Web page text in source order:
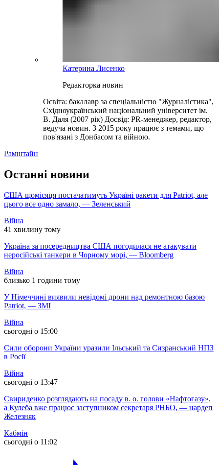
Катерина Лисенко
Редакторка новин
Освіта: бакалавр за спеціальністю "Журналістика",
Східноукраїнський національний університет ім.
В. Даля (2007 рік) Досвід: PR-менеджер, редактор,
ведуча новин. З 2015 року працює з темами, що
пов'язані з Донбасом та війною.
Рамштайн
Останні новини
США щомісяця постачатимуть Україні ракети для Patriot, але
цього все одно замало, — Зеленський
Війна
41 хвилину тому
Україна за посередництва США погодилася не атакувати
неросійські танкери в Чорному морі, — Bloomberg
Війна
близько 1 години тому
У Німеччині виявили невідомі дрони над ремонтною базою
Patriot, — ЗМІ
Війна
сьогодні о 15:00
Сили оборони України уразили Ільський та Сизранський НПЗ
в Росії
Війна
сьогодні о 13:47
Свириденко розглядають на посаду в. о. голови «Нафтогазу»,
а Кулеба вже працює заступником секретаря РНБО, — нардеп
Железняк
Кабмін
сьогодні о 11:02